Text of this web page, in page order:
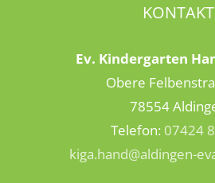
KONTAKT
Ev. Kindergarten
Obere
78554
Telefon: 07424
kiga.hand@aldingen-